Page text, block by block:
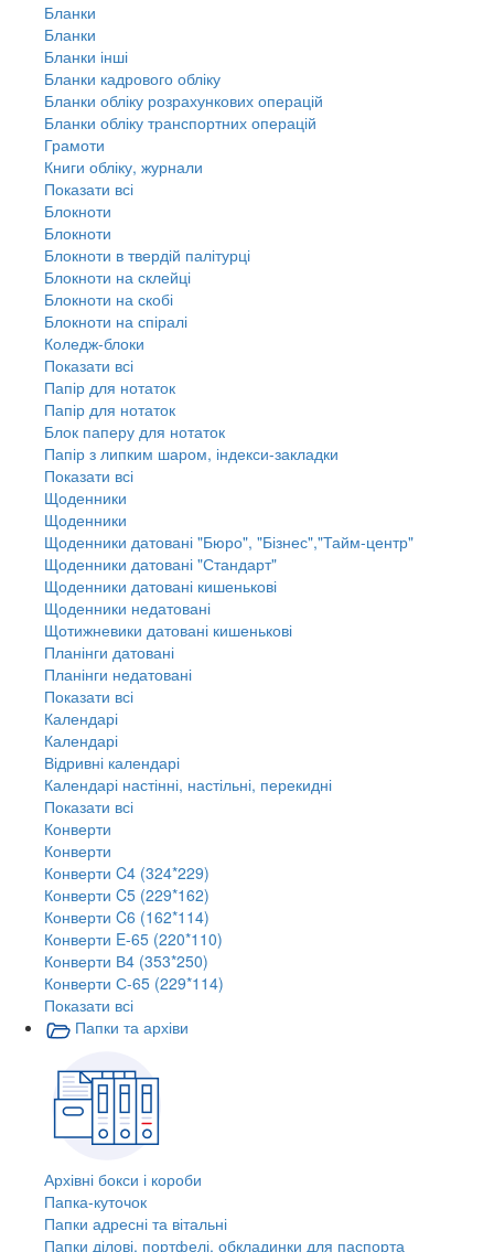
Бланки
Бланки
Бланки інші
Бланки кадрового обліку
Бланки обліку розрахункових операцій
Бланки обліку транспортних операцій
Грамоти
Книги обліку, журнали
Показати всі
Блокноти
Блокноти
Блокноти в твердій палітурці
Блокноти на склейці
Блокноти на скобі
Блокноти на спіралі
Коледж-блоки
Показати всі
Папір для нотаток
Папір для нотаток
Блок паперу для нотаток
Папір з липким шаром, індекси-закладки
Показати всі
Щоденники
Щоденники
Щоденники датовані "Бюро", "Бізнес","Тайм-центр"
Щоденники датовані "Стандарт"
Щоденники датовані кишенькові
Щоденники недатовані
Щотижневики датовані кишенькові
Планінги датовані
Планінги недатовані
Показати всі
Календарі
Календарі
Відривні календарі
Календарі настінні, настільні, перекидні
Показати всі
Конверти
Конверти
Конверти C4 (324*229)
Конверти C5 (229*162)
Конверти C6 (162*114)
Конверти E-65 (220*110)
Конверти В4 (353*250)
Конверти С-65 (229*114)
Показати всі
Папки та архіви
Архівні бокси і короби
Папка-куточок
Папки адресні та вітальні
Папки ділові, портфелі, обкладинки для паспорта